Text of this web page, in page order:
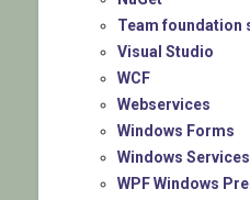
Team foundation
Visual Studio
WCF
Webservices
Windows Forms
Windows Services
WPF Windows